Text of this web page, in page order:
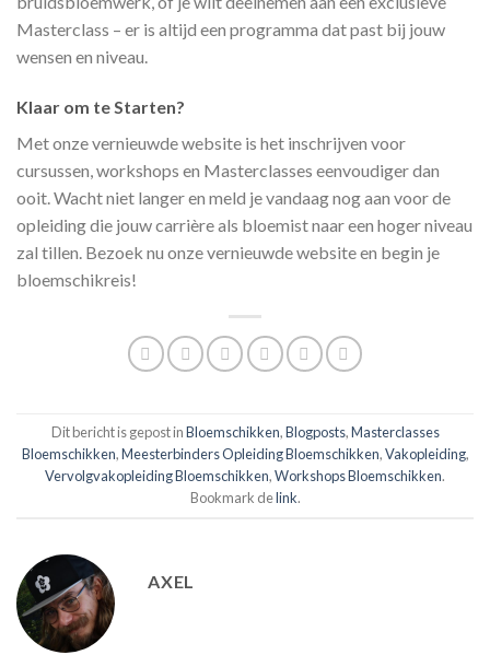
Masterclass – er is altijd een programma dat past bij jouw
wensen en niveau.
Klaar om te Starten?
Met onze vernieuwde website is het inschrijven voor
cursussen, workshops en Masterclasses eenvoudiger dan
ooit. Wacht niet langer en meld je vandaag nog aan voor de
opleiding die jouw carrière als bloemist naar een hoger niveau
zal tillen. Bezoek nu onze vernieuwde website en begin je
bloemschikreis!
Dit bericht is gepost inBloemschikken,Blogposts,Masterclasses
Bloemschikken,Meesterbinders Opleiding Bloemschikken,Vakopleiding,
Vervolgvakopleiding Bloemschikken,Workshops Bloemschikken.
Bookmark delink.
AXEL